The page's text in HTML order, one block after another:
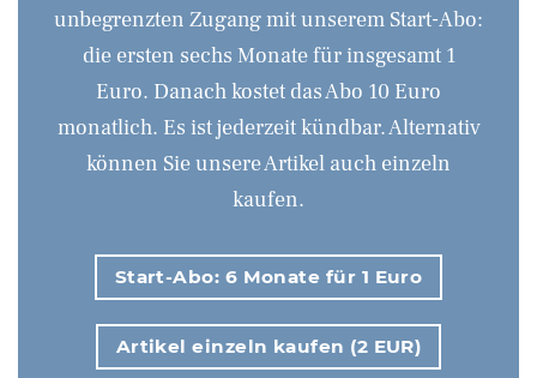
unbegrenzten Zugang mit unserem Start-Abo:
die ersten sechs Monate für insgesamt 1
Euro. Danach kostet das Abo 10 Euro
monatlich. Es ist jederzeit kündbar. Alternativ
können Sie unsere Artikel auch einzeln
kaufen.
Start-Abo: 6 Monate für 1 Euro
Artikel einzeln kaufen (2 EUR)